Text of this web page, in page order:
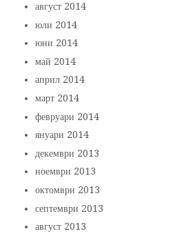
август 2014
юли 2014
юни 2014
май 2014
април 2014
март 2014
февруари 2014
януари 2014
декември 2013
ноември 2013
октомври 2013
септември 2013
август 2013